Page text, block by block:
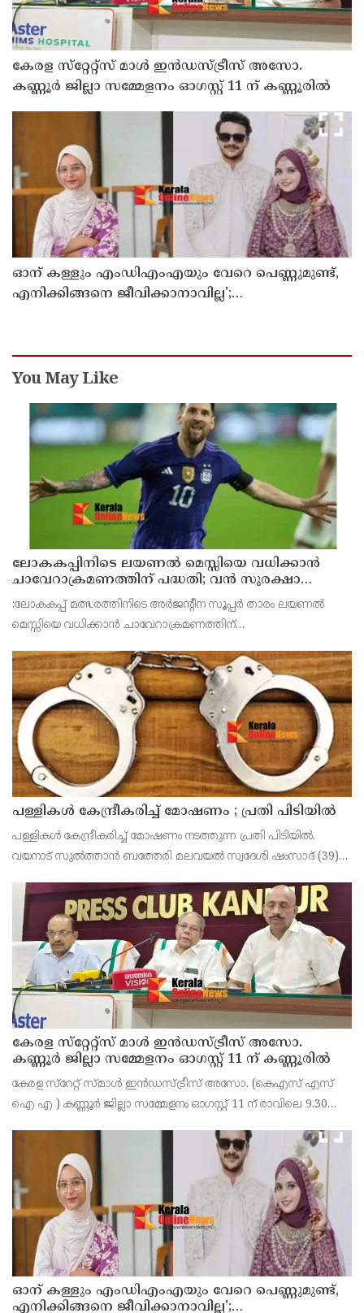
കേരള സ്‌റ്റേറ്റ്സ് മാൾ ഇൻഡസ്ട്രീസ് അസോ.
കണ്ണൂർ ജില്ലാ സമ്മേളനം ഓഗസ്റ്റ് 11 ന് കണ്ണൂരിൽ
ഓന് കള്ളും എംഡിഎംഎയും വേറെ പെണ്ണുമുണ്ട്,
എനിക്കിങ്ങനെ ജീവിക്കാനാവില്ല';
You May Like
ലോകകപ്പിനിടെ ലയണല്‍ മെസ്സിയെ വധിക്കാൻ
ചാവേറാക്രമണത്തിന് പദ്ധതി; വൻ സുരക്ഷാ
ഭീഷണി പുറത്ത്
:ലോകകപ്പ് മത്സരത്തിനിടെ അർജന്റീന സൂപ്പർ താരം ലയണല്‍
മെസ്സിയെ വധിക്കാൻ ചാവേറാക്രമണത്തിന്
ഭീഷണികളും വ്യക്തിപരമായ വധഭീഷഷണികളും ഏറ്റവും കൂടു
പള്ളികള്‍ കേന്ദ്രീകരിച്ച് മോഷണം ; പ്രതി പിടിയില്‍
പള്ളികള്‍ കേന്ദ്രീകരിച്ച് മോഷണം നടത്തുന്ന പ്രതി പിടിയില്‍.
വയനാട് സുല്‍ത്താന്‍ ബത്തേരി മലവയല്‍ സ്വദേശി ഷംസാദ് (39)
പ്രതിയാണെന്നാണ് പൊലീസ് പറയുന്നത്. കോഴിക്
കേരള സ്‌റ്റേറ്റ്സ് മാൾ ഇൻഡസ്ട്രീസ് അസോ.
കണ്ണൂർ ജില്ലാ സമ്മേളനം ഓഗസ്റ്റ് 11 ന് കണ്ണൂരിൽ
കേരള സ്‌റേറ്റ് സ്മാൾ ഇൻഡസ്ട്രീസ് അസോ. (കെഎസ് എസ്
ഐ എ ) കണ്ണൂർ ജില്ലാ സമ്മേളനം ഓഗസ്റ്റ് 11 ന് രാവിലെ 9.30
ഓന് കള്ളും എംഡിഎംഎയും വേറെ പെണ്ണുമുണ്ട്,
എനിക്കിങ്ങനെ ജീവിക്കാനാവില്ല';